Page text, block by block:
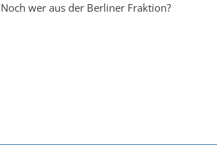
Noch wer aus der Berliner Fraktion?